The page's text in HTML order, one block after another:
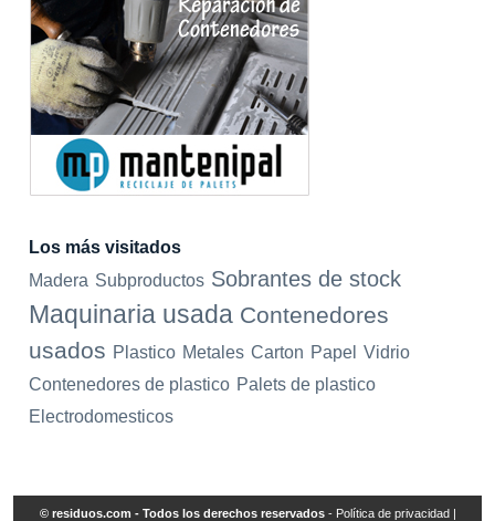
Los más visitados
Madera Subproductos Sobrantes de stock
Maquinaria usada Contenedores
usados Plastico Metales Carton Papel Vidrio
Contenedores de plastico Palets de plastico
Electrodomesticos
© residuos.com - Todos los derechos reservados- Política de privacidad|